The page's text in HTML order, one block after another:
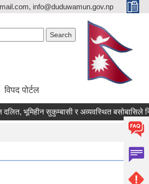
info@duduwamun.gov.np
विपद पोर्टल
भूमिहीन सुकुम्बासी र अव्यवस्थित बसोबासिले